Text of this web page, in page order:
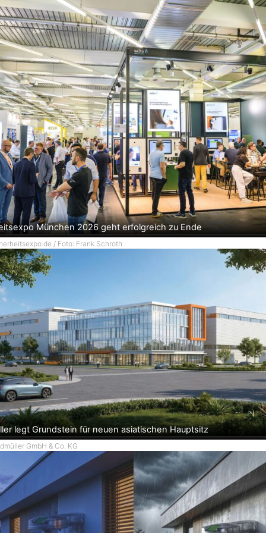
München 2026 geht erfolgreich zu Ende
/ Foto: Frank Schroth
legt Grundstein für neuen asiatischen Hauptsitz
GmbH & Co. KG